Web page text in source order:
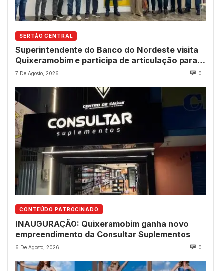
SERTÃO CENTRAL
Superintendente do Banco do Nordeste visita
Quixeramobim e participa de articulação para
avanço do futuro shopping
7 De Agosto, 2026 0
CONTEÚDO PATROCINADO
INAUGURAÇÃO: Quixeramobim ganha novo
empreendimento da Consultar Suplementos
6 De Agosto, 2026 0